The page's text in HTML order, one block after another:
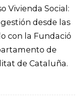
Vivienda Social:
desde las
con la Fundació
de
de Cataluña.